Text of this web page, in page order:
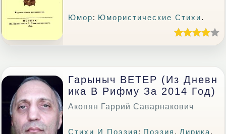
Юмор: Юмористические Стихи.
Гарыныч ВЕТЕР (из Дневн
Ика В Рифму За 2014 Год)
Акопян Гаррий Саварнакович
Стихи И Поэзия : Поэзия ,Лирика,